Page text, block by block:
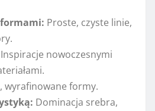
Proste, czyste linie,
Inspiracje nowoczesnymi
wyrafinowane formy.
Dominacja srebra,